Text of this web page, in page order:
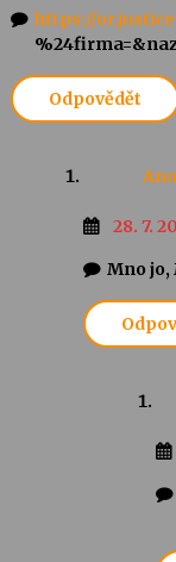
https://
Odpovědět
28. 7.
Mno jo,